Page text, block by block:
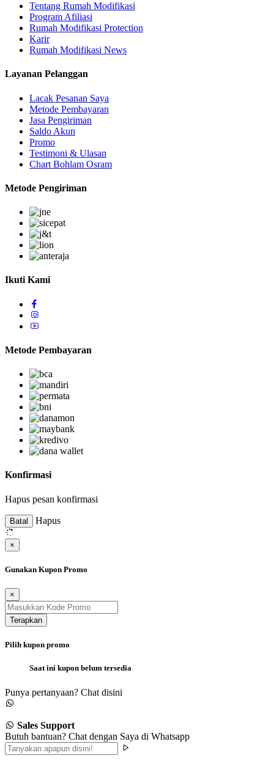
Tentang Rumah Modifikasi
Program Afiliasi
Rumah Modifikasi Protection
Karir
Rumah Modifikasi News
Layanan Pelanggan
Lacak Pesanan Saya
Metode Pembayaran
Jasa Pengiriman
Saldo Akun
Promo
Testimoni & Ulasan
Chart Bohlam Osram
Metode Pengiriman
Ikuti Kami
Metode Pembayaran
Konfirmasi
Hapus pesan konfirmasi
Batal Hapus
×
Gunakan Kupon Promo
×
Terapkan
Pilih kupon promo
Saat ini kupon belum tersedia
Punya pertanyaan? Chat disini
Sales Support
Butuh bantuan? Chat dengan Saya di Whatsapp